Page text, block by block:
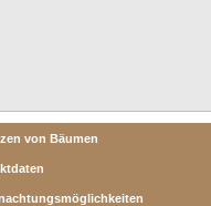
von Bäumen